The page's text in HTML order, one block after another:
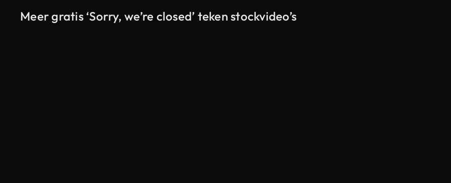
Meer gratis ‘Sorry, we’re closed’ teken stockvideo’s